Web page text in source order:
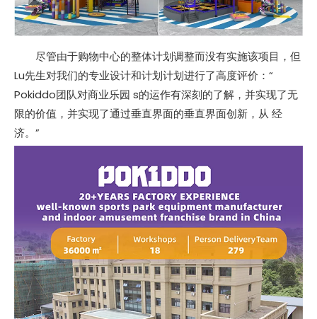
尽管由于购物中心的整体计划调整而没有实施该项目，但
Lu先生对我们的专业设计和计划计划进行了高度评价：“
Pokiddo团队对商业乐园 s的运作有深刻的了解，并实现了无
限的价值，并实现了通过垂直界面的垂直界面创新，从 经
济。”